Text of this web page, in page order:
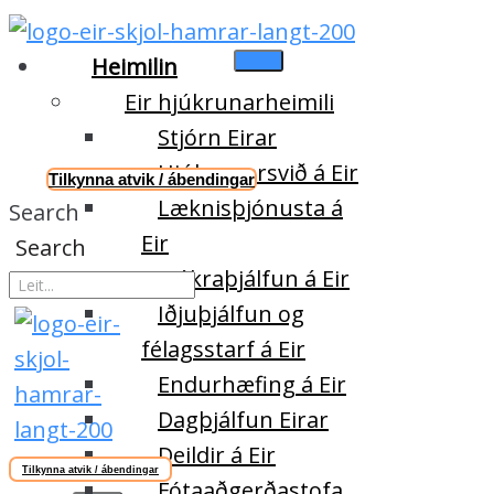
Heimilin
Eir hjúkrunarheimili
Stjórn Eirar
Hjúkrunarsvið á Eir
Læknisþjónusta á
Eir
Sjúkraþjálfun á Eir
Iðjuþjálfun og
félagsstarf á Eir
Endurhæfing á Eir
Dagþjálfun Eirar
Deildir á Eir
Tilkynna atvik / ábendingar
Search
Search
Tilkynna atvik / ábendingar